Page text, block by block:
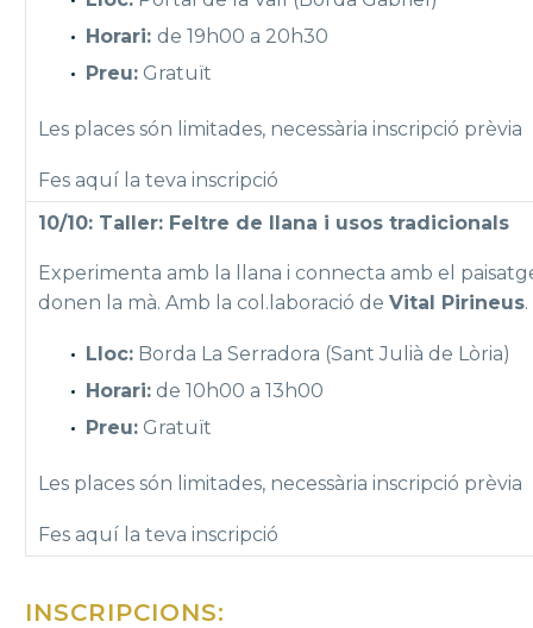
Horari: de 19h00 a 20h30
Preu: Gratuït
Les places són limitades, necessària inscripció prèvia
Fes aquí la teva inscripció
10/10: Taller: Feltre de llana i usos tradicionals
Experimenta amb la llana i connecta amb el
donen la mà. Amb la col.laboració de Vital Pirineus.
Lloc: Borda La Serradora (Sant Julià de Lòria)
Horari: de 10h00 a 13h00
Preu: Gratuït
Les places són limitades, necessària inscripció prèvia
Fes aquí la teva inscripció
INSCRIPCIONS: